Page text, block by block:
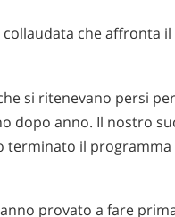
che affronta
si ritenevano persi
dopo anno. Il nostro
terminato il
provato a fare